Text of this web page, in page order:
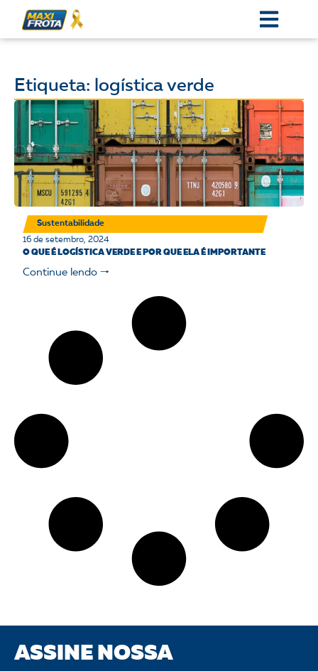
Etiqueta: logística verde
Sustentabilidade
16 de setembro, 2024
O QUE É LOGÍSTICA VERDE E POR QUE ELA É IMPORTANTE
Continue lendo 🠒
ASSINE NOSSA